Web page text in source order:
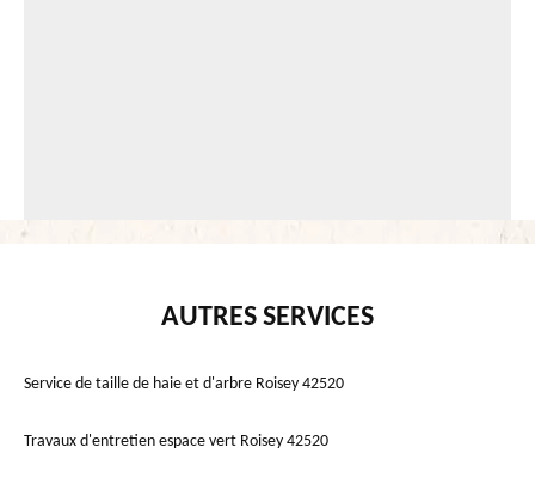
AUTRES SERVICES
Service de taille de haie et d'arbre Roisey 42520
Travaux d'entretien espace vert Roisey 42520